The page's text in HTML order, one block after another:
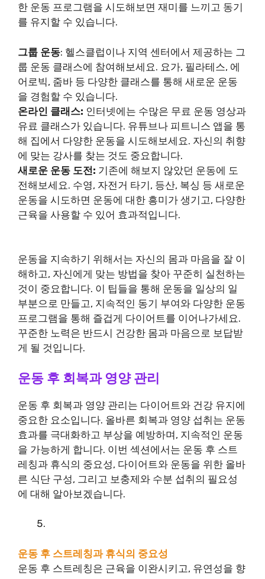
한 운동 프로그램을 시도해보면 재미를 느끼고 동기
를 유지할 수 있습니다.
그룹 운동: 헬스클럽이나 지역 센터에서 제공하는 그
룹 운동 클래스에 참여해보세요. 요가, 필라테스, 에
어로빅, 줌바 등 다양한 클래스를 통해 새로운 운동
을 경험할 수 있습니다.
온라인 클래스: 인터넷에는 수많은 무료 운동 영상과
유료 클래스가 있습니다. 유튜브나 피트니스 앱을 통
해 집에서 다양한 운동을 시도해보세요. 자신의 취향
에 맞는 강사를 찾는 것도 중요합니다.
새로운 운동 도전: 기존에 해보지 않았던 운동에 도
전해보세요. 수영, 자전거 타기, 등산, 복싱 등 새로운
운동을 시도하면 운동에 대한 흥미가 생기고, 다양한
근육을 사용할 수 있어 효과적입니다.
운동을 지속하기 위해서는 자신의 몸과 마음을 잘 이
해하고, 자신에게 맞는 방법을 찾아 꾸준히 실천하는
것이 중요합니다. 이 팁들을 통해 운동을 일상의 일
부분으로 만들고, 지속적인 동기 부여와 다양한 운동
프로그램을 통해 즐겁게 다이어트를 이어나가세요.
꾸준한 노력은 반드시 건강한 몸과 마음으로 보답받
게 될 것입니다.
운동 후 회복과 영양 관리
운동 후 회복과 영양 관리는 다이어트와 건강 유지에
중요한 요소입니다. 올바른 회복과 영양 섭취는 운동
효과를 극대화하고 부상을 예방하며, 지속적인 운동
을 가능하게 합니다. 이번 섹션에서는 운동 후 스트
레칭과 휴식의 중요성, 다이어트와 운동을 위한 올바
른 식단 구성, 그리고 보충제와 수분 섭취의 필요성
에 대해 알아보겠습니다.
운동 후 스트레칭과 휴식의 중요성
운동 후 스트레칭은 근육을 이완시키고, 유연성을 향